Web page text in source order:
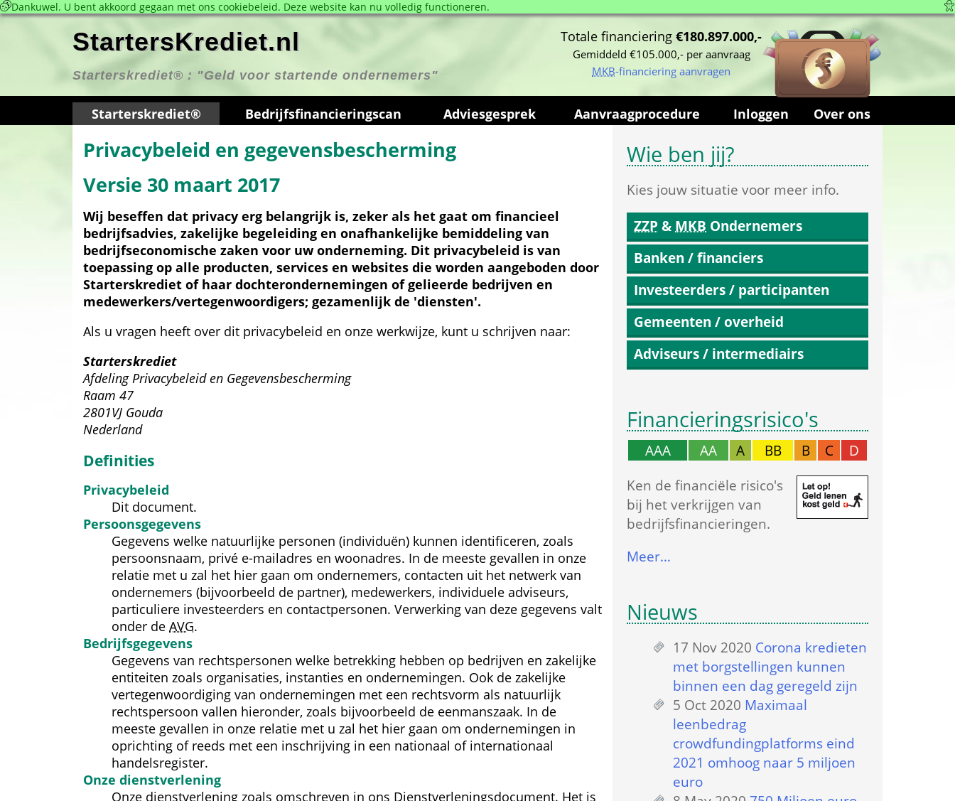
Dankuwel. U bent akkoord gegaan met ons cookie­beleid. Deze website kan nu volledig functioneren.
Totale financiering €180.897.000,-
Gemiddeld €105.000,- per aanvraag
MKB-financiering aanvragen
StartersKrediet.nl
Starterskrediet® : "Geld voor startende ondernemers"
Starterskrediet® Bedrijfs­financiering­scan Advies­gesprek Aanvraag­procedure Inloggen Over ons
Privacybeleid en gegevensbescherming
Versie 30 maart 2017
Wij beseffen dat privacy erg belangrijk is, zeker als het gaat om financieel
bedrijfsadvies, zakelijke begeleiding en onafhankelijke bemiddeling van
bedrijfseconomische zaken voor uw onderneming. Dit privacybeleid is van
toepassing op alle producten, services en websites die worden aangeboden door
Starterskrediet of haar dochterondernemingen of gelieerde bedrijven en
medewerkers/vertegenwoordigers; gezamenlijk de 'diensten'.
Als u vragen heeft over dit privacybeleid en onze werkwijze, kunt u schrijven naar:
Starterskrediet
Afdeling Privacybeleid en Gegevensbescherming
Raam 47
2801VJ Gouda
Nederland
Definities
Privacy­beleid
Dit document.
Persoons­gegevens
Gegevens welke natuurlijke personen (individuën) kunnen identificeren, zoals
persoonsnaam, privé e-mailadres en woonadres. In de meeste gevallen in onze
relatie met u zal het hier gaan om ondernemers, contacten uit het netwerk van
ondernemers (bijvoorbeeld de partner), medewerkers, individuele adviseurs,
particuliere investeerders en contact­personen. Verwerking van deze gegevens valt
onder de AVG.
Bedrijfs­gegevens
Gegevens van rechtspersonen welke betrekking hebben op bedrijven en zakelijke
entiteiten zoals organisaties, instanties en ondernemingen. Ook de zakelijke
vertegenwoordiging van ondernemingen met een rechtsvorm als natuurlijk
rechtspersoon vallen hieronder, zoals bijvoorbeeld de eenmanszaak. In de
meeste gevallen in onze relatie met u zal het hier gaan om ondernemingen in
oprichting of reeds met een inschrijving in een nationaal of internationaal
handelsregister.
Onze dienst­verlening
Onze dienstverlening zoals omschreven in ons Dienst­verlenings­document. Het is
Wie ben jij?
Kies jouw situatie voor meer info.
ZZP & MKB Ondernemers
Banken / financiers
Investeerders / participanten
Gemeenten / overheid
Adviseurs / intermediairs
Financierings­risico's
AAA AA A BB B C
D
Ken de financiële risico's
bij het verkrijgen van
bedrijfs­financieringen.
Meer…
Nieuws
17 Nov 2020 Corona kredieten
met borgstellingen kunnen
binnen een dag geregeld zijn
5 Oct 2020 Maximaal
leenbedrag
crowdfundingplatforms eind
2021 omhoog naar 5 miljoen
euro